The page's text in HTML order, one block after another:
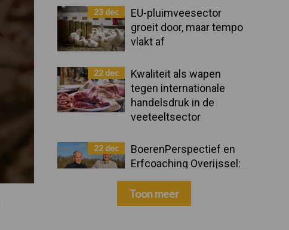
23 dec
EU-pluimveesector
groeit door, maar tempo
vlakt af
22 dec
Kwaliteit als wapen
tegen internationale
handelsdruk in de
veeteeltsector
22 dec
BoerenPerspectief en
Erfcoaching Overijssel:
ondersteuning bij grote
keuzes
Toon meer